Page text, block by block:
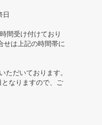
日
間受け付けており
せは上記の時間帯に
ただいております。
なりますので、ご